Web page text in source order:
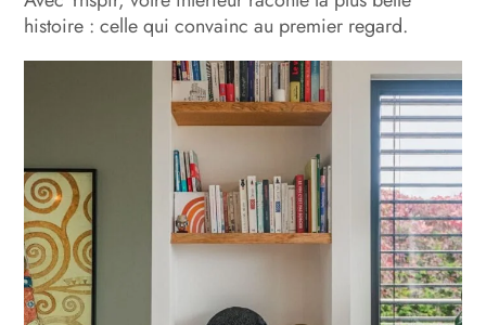
histoire : celle qui convainc au premier regard.